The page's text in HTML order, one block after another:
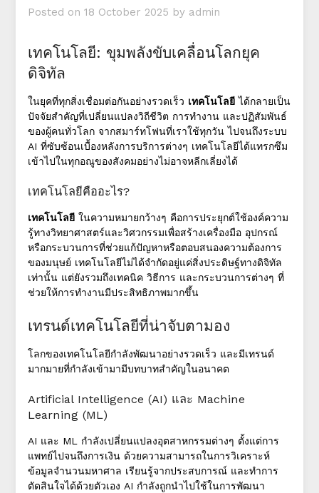
Posted on 18 October 2025 by admin
เทคโนโลยี: ขุมพลังขับเคลื่อนโลกยุค
ดิจิทัล
ในยุคที่ทุกสิ่งเชื่อมต่อกันอย่างรวดเร็ว เทคโนโลยีได้กลายเป็น
ปัจจัยสำคัญที่เปลี่ยนแปลงวิถีชีวิต การทำงาน และปฏิสัมพันธ์
ของผู้คนทั่วโลก จากสมาร์ทโฟนที่เราใช้ทุกวัน ไปจนถึงระบบ
AI ที่ซับซ้อนเบื้องหลังการบริการต่างๆ เทคโนโลยีได้แทรกซึม
เข้าไปในทุกอณูของสังคมอย่างไม่อาจหลีกเลี่ยงได้
เทคโนโลยีคืออะไร?
เทคโนโลยีในความหมายกว้างๆ คือการประยุกต์ใช้องค์ความ
รู้ทางวิทยาศาสตร์และวิศวกรรมเพื่อสร้างเครื่องมือ อุปกรณ์
หรือกระบวนการที่ช่วยแก้ปัญหาหรือตอบสนองความต้องการ
ของมนุษย์ เทคโนโลยีไม่ได้จำกัดอยู่แค่สิ่งประดิษฐ์ทางดิจิทัล
เท่านั้น แต่ยังรวมถึงเทคนิค วิธีการ และกระบวนการต่างๆ ที่
ช่วยให้การทำงานมีประสิทธิภาพมากขึ้น
เทรนด์เทคโนโลยีที่น่าจับตามอง
โลกของเทคโนโลยีกำลังพัฒนาอย่างรวดเร็ว และมีเทรนด์
มากมายที่กำลังเข้ามามีบทบาทสำคัญในอนาคต
Artificial Intelligence (AI) และ Machine
Learning (ML)
AI และ ML กำลังเปลี่ยนแปลงอุตสาหกรรมต่างๆ ตั้งแต่การ
แพทย์ไปจนถึงการเงิน ด้วยความสามารถในการวิเคราะห์
ข้อมูลจำนวนมหาศาล เรียนรู้จากประสบการณ์ และทำการ
ตัดสินใจได้ด้วยตัวเอง AI กำลังถูกนำไปใช้ในการพัฒนา